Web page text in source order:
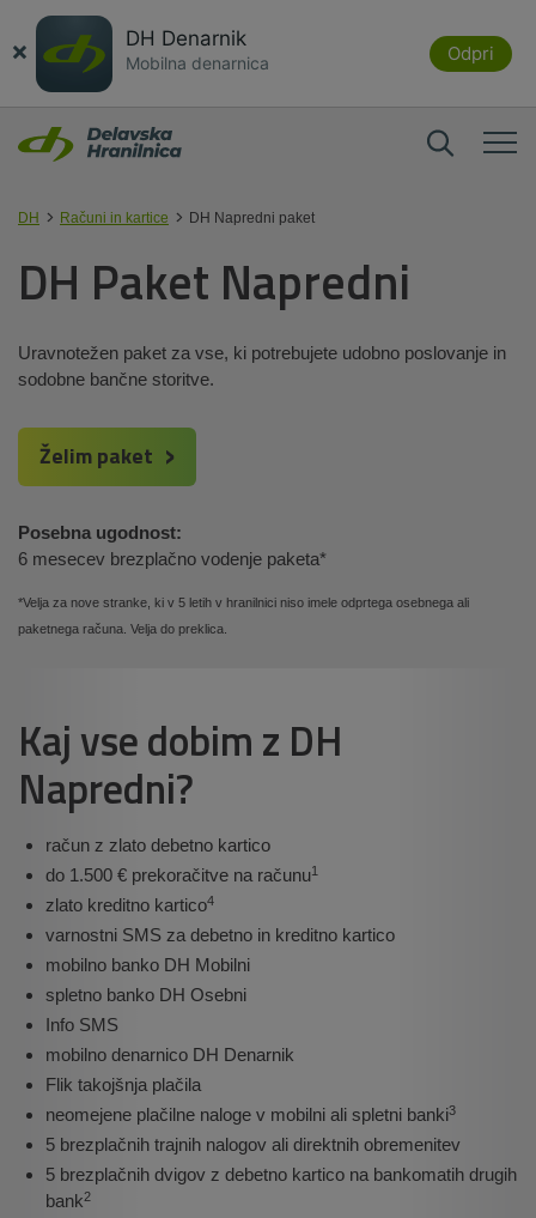
× DH Denarnik
Mobilna denarnica Odpri
DH Računi in kartice DH Napredni paket
DH Paket Napredni
Uravnotežen paket za vse, ki potrebujete udobno poslovanje in
sodobne bančne storitve.
Želim paket
Posebna ugodnost:
6 mesecev brezplačno vodenje paketa*
*Velja za nove stranke, ki v 5 letih v hranilnici niso imele odprtega osebnega ali
paketnega računa. Velja do preklica.
Kaj vse dobim z DH
Napredni?
račun z zlato debetno kartico
do 1.500 € prekoračitve na računu1
zlato kreditno kartico4
varnostni SMS za debetno in kreditno kartico
mobilno banko DH Mobilni
spletno banko DH Osebni
Info SMS
mobilno denarnico DH Denarnik
Flik takojšnja plačila
neomejene plačilne naloge v mobilni ali spletni banki3
5 brezplačnih trajnih nalogov ali direktnih obremenitev
5 brezplačnih dvigov z debetno kartico na bankomatih drugih
bank2